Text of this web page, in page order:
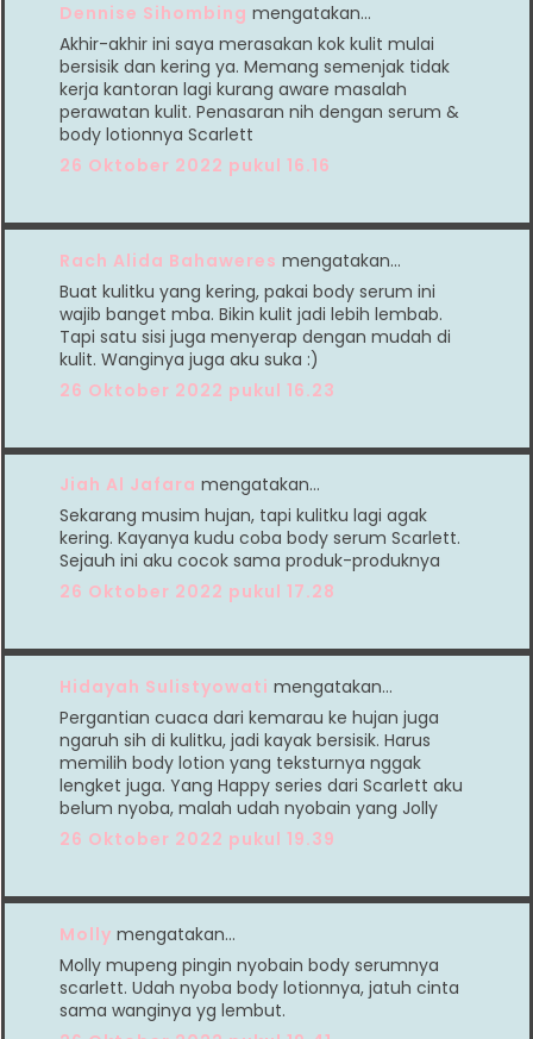
Dennise Sihombing mengatakan…
Akhir-akhir ini saya merasakan kok kulit mulai
bersisik dan kering ya. Memang semenjak tidak
kerja kantoran lagi kurang aware masalah
perawatan kulit. Penasaran nih dengan serum &
body lotionnya Scarlett
26 Oktober 2022 pukul 16.16
Rach Alida Bahaweres mengatakan…
Buat kulitku yang kering, pakai body serum ini
wajib banget mba. Bikin kulit jadi lebih lembab.
Tapi satu sisi juga menyerap dengan mudah di
kulit. Wanginya juga aku suka :)
26 Oktober 2022 pukul 16.23
Jiah Al Jafara mengatakan…
Sekarang musim hujan, tapi kulitku lagi agak
kering. Kayanya kudu coba body serum Scarlett.
Sejauh ini aku cocok sama produk-produknya
26 Oktober 2022 pukul 17.28
Hidayah Sulistyowati mengatakan…
Pergantian cuaca dari kemarau ke hujan juga
ngaruh sih di kulitku, jadi kayak bersisik. Harus
memilih body lotion yang teksturnya nggak
lengket juga. Yang Happy series dari Scarlett aku
belum nyoba, malah udah nyobain yang Jolly
26 Oktober 2022 pukul 19.39
Molly mengatakan…
Molly mupeng pingin nyobain body serumnya
scarlett. Udah nyoba body lotionnya, jatuh cinta
sama wanginya yg lembut.